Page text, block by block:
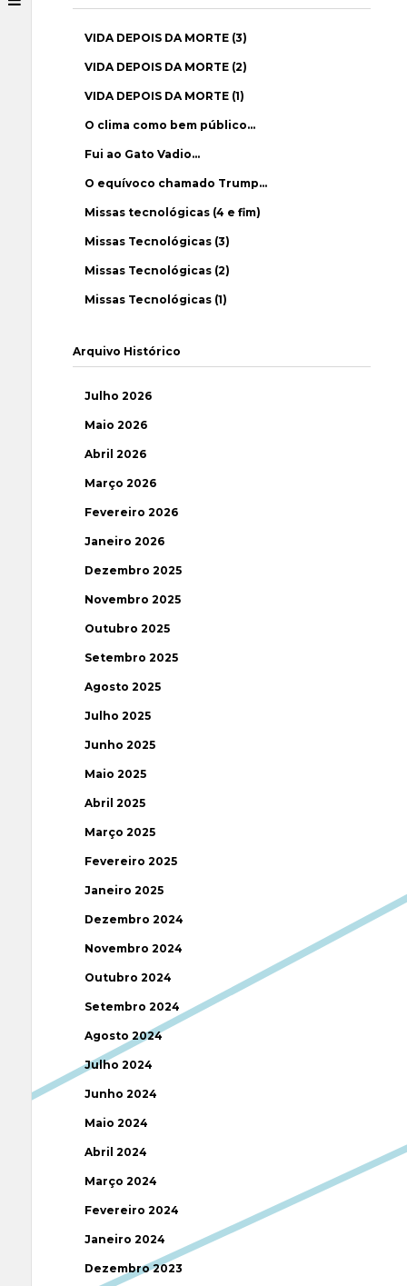
VIDA DEPOIS DA MORTE (3)
VIDA DEPOIS DA MORTE (2)
VIDA DEPOIS DA MORTE (1)
O clima como bem público…
Fui ao Gato Vadio…
O equívoco chamado Trump…
Missas tecnológicas (4 e fim)
Missas Tecnológicas (3)
Missas Tecnológicas (2)
Missas Tecnológicas (1)
Arquivo Histórico
Julho 2026
Maio 2026
Abril 2026
Março 2026
Fevereiro 2026
Janeiro 2026
Dezembro 2025
Novembro 2025
Outubro 2025
Setembro 2025
Agosto 2025
Julho 2025
Junho 2025
Maio 2025
Abril 2025
Março 2025
Fevereiro 2025
Janeiro 2025
Dezembro 2024
Novembro 2024
Outubro 2024
Setembro 2024
Agosto 2024
Julho 2024
Junho 2024
Maio 2024
Abril 2024
Março 2024
Fevereiro 2024
Janeiro 2024
Dezembro 2023